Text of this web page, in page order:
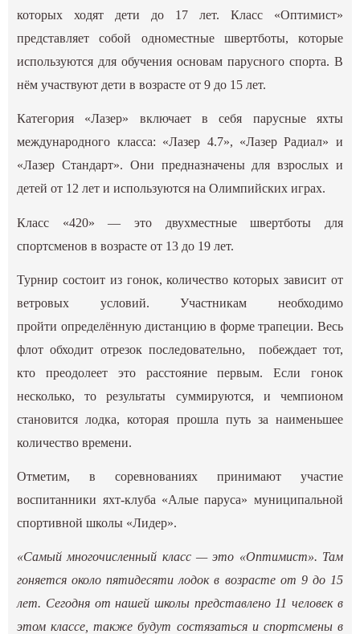
которых ходят дети до 17 лет. Класс «Оптимист»
представляет собой одноместные швертботы, которые
используются для обучения основам парусного спорта. В
нём участвуют дети в возрасте от 9 до 15 лет.
Категория «Лазер» включает в себя парусные яхты
международного класса: «Лазер 4.7», «Лазер Радиал» и
«Лазер Стандарт». Они предназначены для взрослых и
детей от 12 лет и используются на Олимпийских играх.
Класс «420» — это двухместные швертботы для
спортсменов в возрасте от 13 до 19 лет.
Турнир состоит из гонок, количество которых зависит от
ветровых условий. Участникам необходимо
пройти определённую дистанцию в форме трапеции. Весь
флот обходит отрезок последовательно, побеждает тот,
кто преодолеет это расстояние первым. Если гонок
несколько, то результаты суммируются, и чемпионом
становится лодка, которая прошла путь за наименьшее
количество времени.
Отметим, в соревнованиях принимают участие
воспитанники яхт-клуба «Алые паруса» муниципальной
спортивной школы «Лидер».
«Самый многочисленный класс — это «Оптимист». Там
гоняется около пятидесяти лодок в возрасте от 9 до 15
лет. Сегодня от нашей школы представлено 11 человек в
этом классе, также будут состязаться и спортсмены в